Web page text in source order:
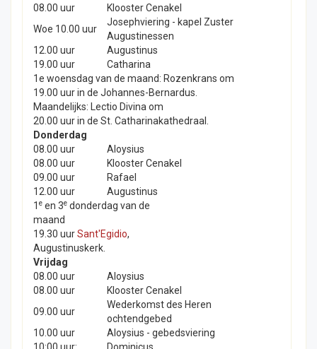
08.00 uur
Klooster Cenakel
Woe 10.00 uur
Josephviering - kapel Zuster
Augustinessen
12.00 uur
Augustinus
19.00 uur
Catharina
1e woensdag van de maand: Rozenkrans om
19.00 uur in de Johannes-Bernardus.
Maandelijks: Lectio Divina om
20.00 uur in de St. Catharinakathedraal.
Donderdag
08.00 uur
Aloysius
08.00 uur
Klooster Cenakel
09.00 uur
Rafael
12.00 uur
Augustinus
1 e en 3e donderdag van de
maand
19.30 uurSant'Egidio,
Augustinuskerk.
Vrijdag
08.00 uur
Aloysius
08.00 uur
Klooster Cenakel
09.00 uur
Wederkomst des Heren
ochtendgebed
10.00 uur
Aloysius - gebedsviering